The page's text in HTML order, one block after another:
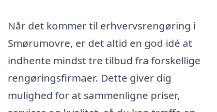
Når det kommer til erhvervsrengøring i
Smørumovre, er det altid en god idé at
indhente mindst tre tilbud fra forskellige
rengøringsfirmaer. Dette giver dig
mulighed for at sammenligne priser,